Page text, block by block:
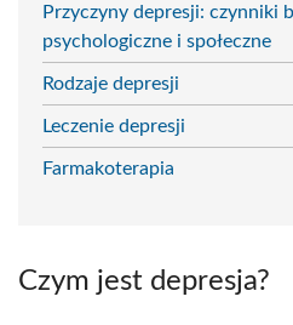
Przyczyny depresji: czynniki
psychologiczne i społeczne
Rodzaje depresji
Leczenie depresji
Farmakoterapia
Czym jest depresja?